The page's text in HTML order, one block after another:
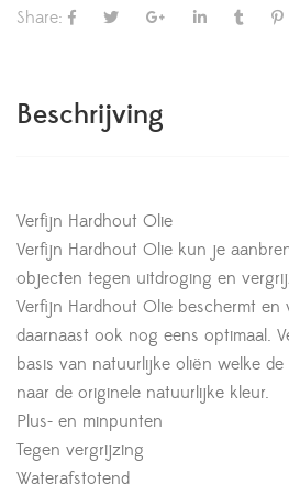
Share:
Beschrijving
Verfijn Hardhout Olie
Verfijn Hardhout Olie kun je
objecten tegen uitdroging en
Verfijn Hardhout Olie beschermt
daarnaast ook nog eens optimaal.
basis van natuurlijke oliën welke
naar de originele natuurlijke kleur.
Plus- en minpunten
Tegen vergrijzing
Waterafstotend